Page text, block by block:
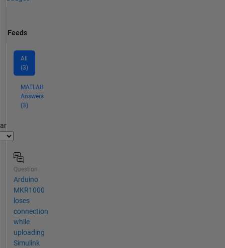
Feeds
All
(3)
MATLAB
Answers
(3)
Question
Arduino
MKR1000
loses
connection
while
uploading
Simulink